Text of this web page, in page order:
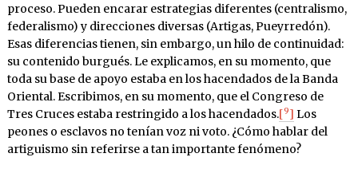
proceso. Pueden encarar estrategias diferentes (centralismo,
federalismo) y direcciones diversas (Artigas, Pueyrredón).
Esas diferencias tienen, sin embargo, un hilo de continuidad:
su contenido burgués. Le explicamos, en su momento, que
toda su base de apoyo estaba en los hacendados de la Banda
Oriental. Escribimos, en su momento, que el Congreso de
Tres Cruces estaba restringido a los hacendados.[9] Los
peones o esclavos no tenían voz ni voto. ¿Cómo hablar del
artiguismo sin referirse a tan importante fenómeno?